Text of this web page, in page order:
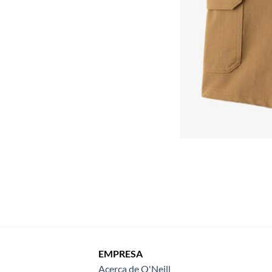
EMPRESA
Acerca de O'Neill